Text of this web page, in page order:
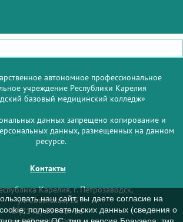
автономное профессиональное
учреждение Республики Карелия
базовый медицинский колледж»
данных запрещено копирование и
данных, размещенных на данном
ресурсе.
Контакты
Карелия, г. Петрозаводск,
ул. Советская, 15
8 (8142) 59–93–33
наш сайт, вы даете согласие на
пользовательских данных (сведения о